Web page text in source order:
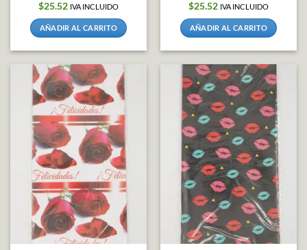
$25.52 IVA INCLUIDO
AÑADIR AL CARRITO
$25.52 IVA INCLUIDO
AÑADIR AL CARRITO